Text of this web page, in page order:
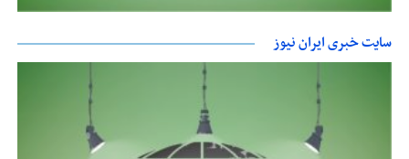
سایت خبری ایران نیوز